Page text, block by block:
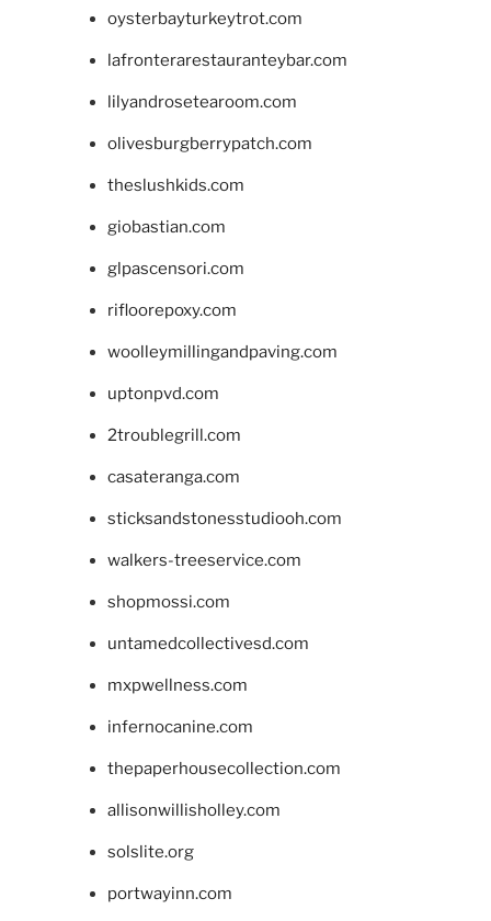
oysterbayturkeytrot.com
lafronterarestauranteybar.com
lilyandrosetearoom.com
olivesburgberrypatch.com
theslushkids.com
giobastian.com
glpascensori.com
rifloorepoxy.com
woolleymillingandpaving.com
uptonpvd.com
2troublegrill.com
casateranga.com
sticksandstonesstudiooh.com
walkers-treeservice.com
shopmossi.com
untamedcollectivesd.com
mxpwellness.com
infernocanine.com
thepaperhousecollection.com
allisonwillisholley.com
solslite.org
portwayinn.com